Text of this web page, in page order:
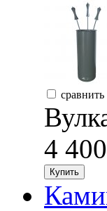
сравнить
4
Купить